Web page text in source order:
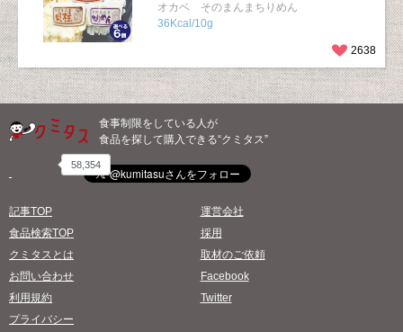
オカベ そのまんまちりめん
36Kcal/10g
2638
食事制限をしている人が
食品を探して購入できる“クミタス”
58,354
記事TOP
食品検索TOP
クミタスとは
お問い合わせ
利用規約
プライバシー
運営会社
採用
取材のご依頼
Facebook
Twitter